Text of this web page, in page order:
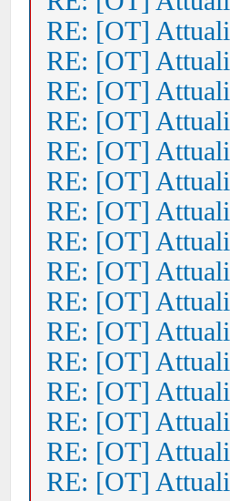
RE: [OT]
RE: [OT]
RE: [OT]
RE: [OT]
RE: [OT]
RE: [OT]
RE: [OT]
RE: [OT]
RE: [OT]
RE: [OT]
RE: [OT]
RE: [OT]
RE: [OT]
RE: [OT]
RE: [OT]
RE: [OT]